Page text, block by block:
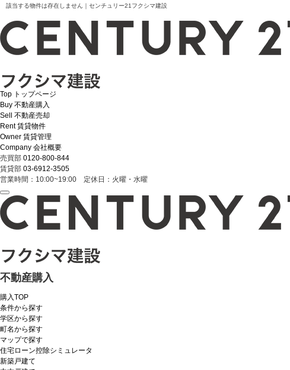
該当する物件は存在しません｜センチュリー21フクシマ建設
Top トップページ
Buy 不動産購入
Sell
不動産売却
Rent 賃貸物件
Owner 賃貸管理
Company 会社概要
売買部 0120-800-844
賃貸部 03-6912-3505
営業時間：10:00~19:00 定休日：火曜・水曜
不動産購入
購入TOP
条件から探す
学区から探す
町名から探す
マップで探す
住宅ローン控除シミュレータ
新築戸建て